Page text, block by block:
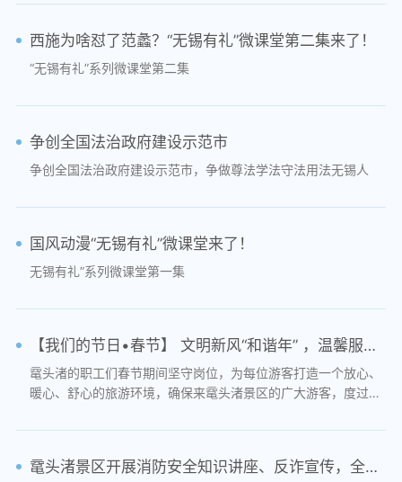
西施为啥怼了范蠡？“无锡有礼”微课堂第二集来了！
“无锡有礼”系列微课堂第二集
争创全国法治政府建设示范市
争创全国法治政府建设示范市，争做尊法学法守法用法无锡人
国风动漫“无锡有礼”微课堂来了！
无锡有礼”系列微课堂第一集
【我们的节日•春节】 文明新风“和谐年” ，温馨服务“暖人心”
鼋头渚的职工们春节期间坚守岗位，为每位游客打造一个放心、
暖心、舒心的旅游环境，确保来鼋头渚景区的广大游客，度过一
鼋头渚景区开展消防安全知识讲座、反诈宣传，全力消除安全生产隐患